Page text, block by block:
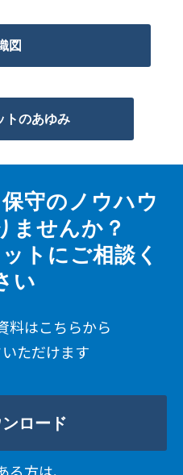
図
トのあゆみ
守のノウハウ
ませんか？
トにご相談く
い
料はこちらから
ただけます
ロード